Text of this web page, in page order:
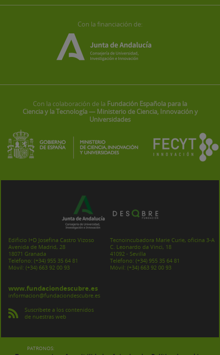
Con la financiación de:
Con la colaboración de la Fundación Española para la
Ciencia y la Tecnología — Ministerio de Ciencia, Innovación y
Universidades
Edificio I+D Josefina Castro Vizoso
Avenida de Madrid, 28
18071 Granada
Teléfono: (+34) 955 35 64 81
Móvil: (+34) 663 92 00 93
Tecnoincubadora Marie Curie, oficina 3-A
C. Leonardo da Vinci, 18
41092 - Sevilla
Teléfono: (+34) 955 35 64 81
Móvil: (+34) 663 92 00 93
www.fundaciondescubre.es
informacion@fundaciondescubre.es
Suscríbete a los contenidos
de nuestras web
PATRONOS: